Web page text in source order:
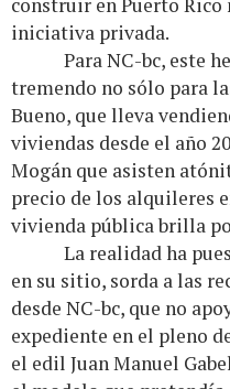
construir en Puerto Rico
iniciativa privada.
Para NC-bc, este
tremendo no sólo para
Bueno, que lleva
viviendas desde el año
Mogán que asisten
precio de los alquileres
vivienda pública brilla
La realidad ha
en su sitio, sorda a las
desde NC-bc, que no
expediente en el pleno
el edil Juan Manuel